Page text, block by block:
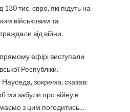
130 тис. євро, які підуть на
військовим та
від війни.
ефірі виступали
Республіки.
Науседа, зокрема, сказав:
ми забули про війну в
з цим погодитись…